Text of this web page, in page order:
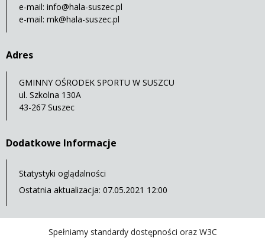
e-mail: info@hala-suszec.pl
e-mail: mk@hala-suszec.pl
Adres
GMINNY OŚRODEK SPORTU W SUSZCU
ul. Szkolna 130A
43-267 Suszec
Dodatkowe Informacje
Statystyki oglądalności
Ostatnia aktualizacja: 07.05.2021 12:00
Spełniamy standardy dostępności oraz W3C